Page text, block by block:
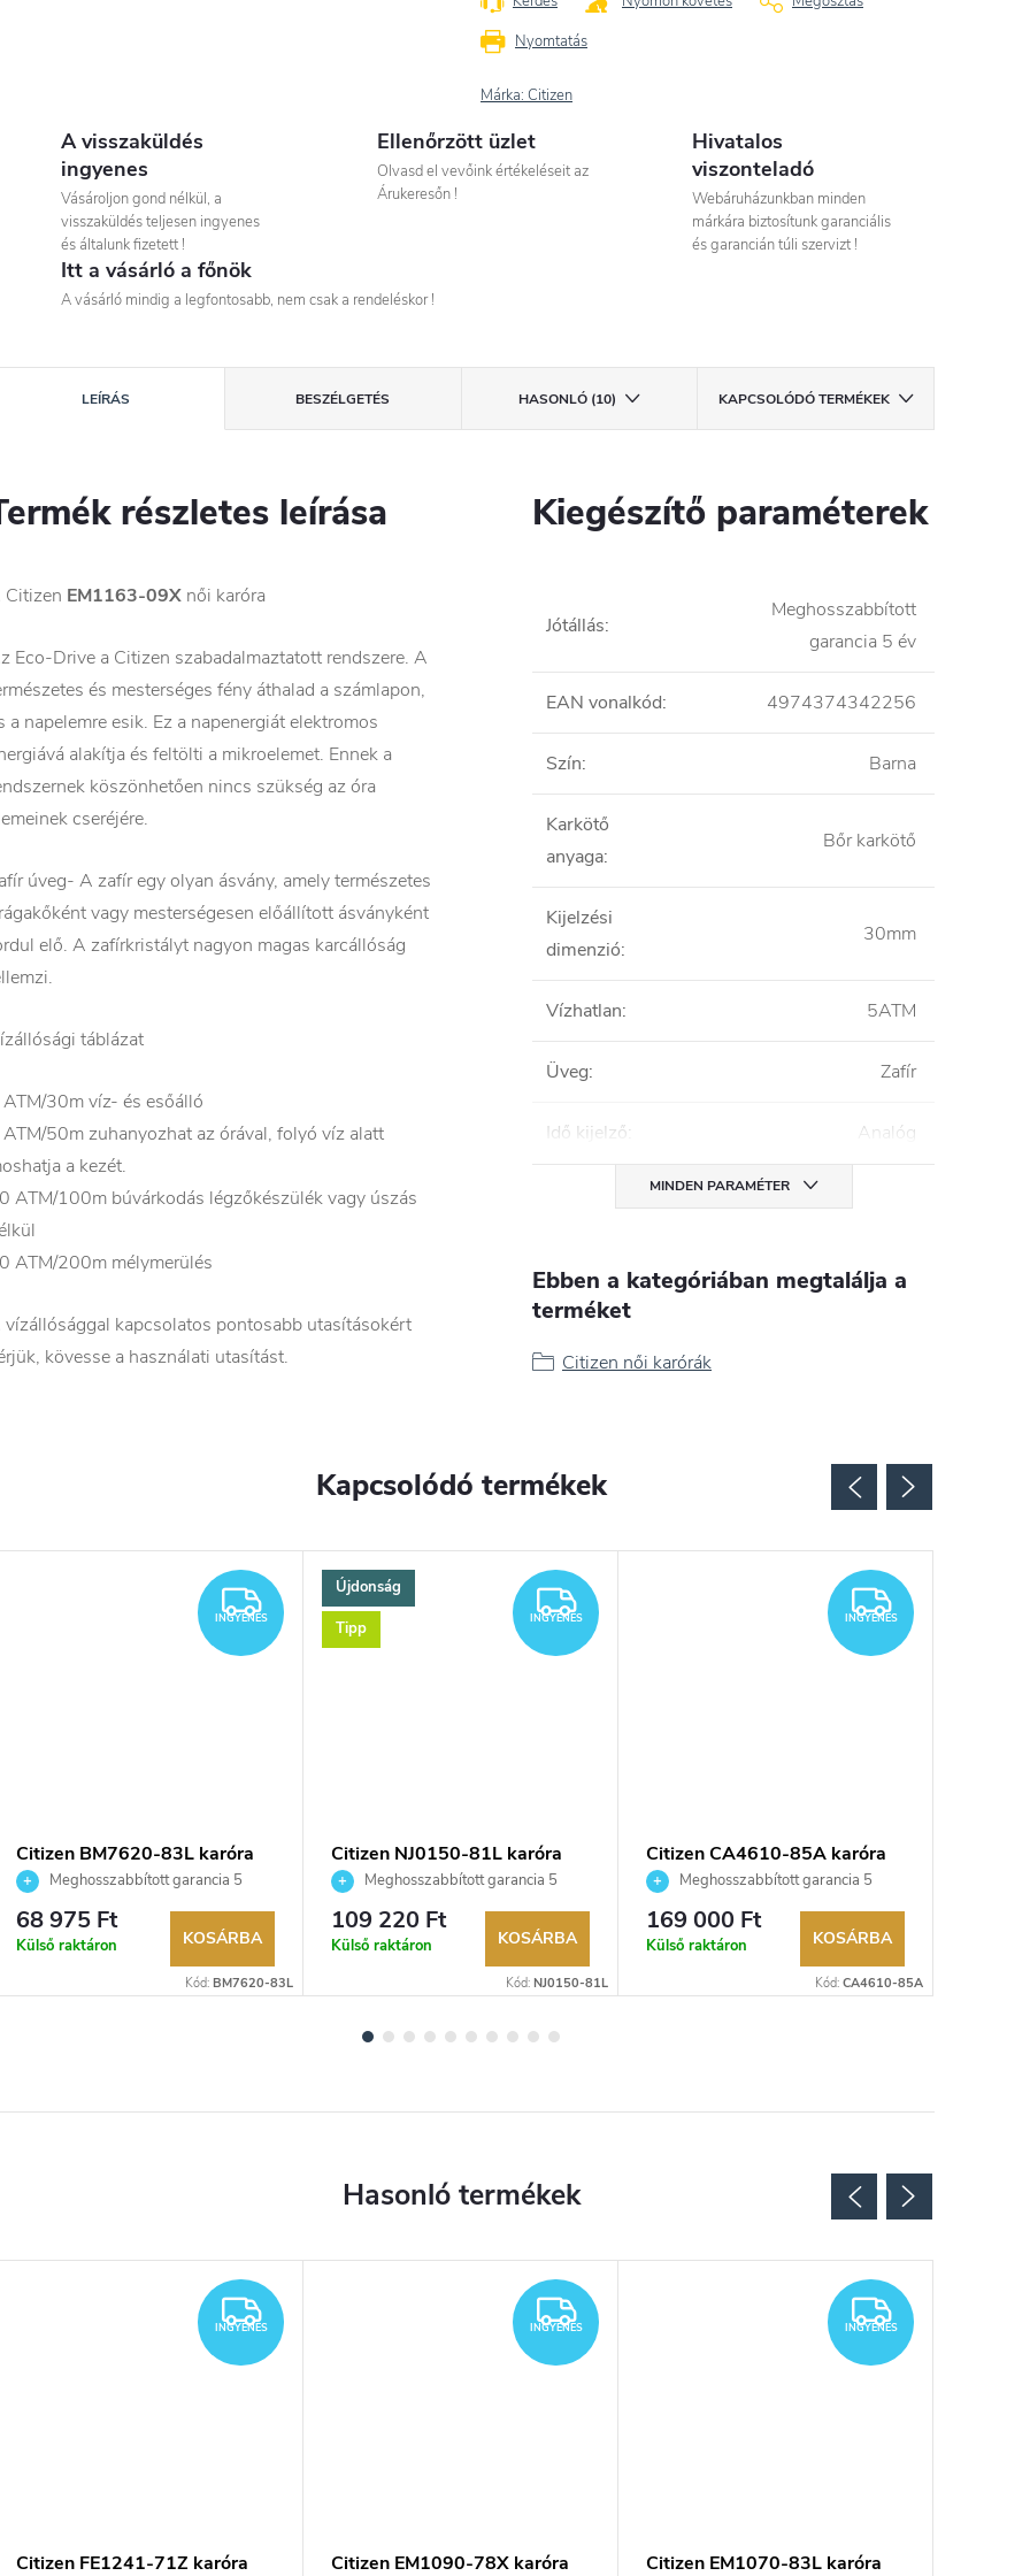
Nyomtatás
Márka: Citizen
A visszaküldés
ingyenes
Vásároljon gond nélkül, a
visszaküldés teljesen ingyenes
és általunk fizetett !
Ellenőrzött üzlet
Olvasd el vevőink értékeléseit az
Árukeresőn !
Hivatalos
viszonteladó
Webáruházunkban minden
márkára biztosítunk garanciális
és garancián túli szervizt !
Itt a vásárló a főnök
A vásárló mindig a legfontosabb, nem csak a rendeléskor !
LEÍRÁS BESZÉLGETÉS HASONLÓ (10) KAPCSOLÓDÓ TERMÉKEK
részletes leírása
Citizen EM1163-09X női karóra
Eco-Drive a Citizen szabadalmaztatott rendszere. A
és mesterséges fény áthalad a számlapon,
a napelemre esik. Ez a napenergiát elektromos
alakítja és feltölti a mikroelemet. Ennek a
köszönhetően nincs szükség az óra
cseréjére.
úveg- A zafír egy olyan ásvány, amely természetes
vagy mesterségesen előállított ásványként
elő. A zafírkristályt nagyon magas karcállóság
táblázat
30m víz- és esőálló
50m zuhanyozhat az órával, folyó víz alatt
a kezét.
ATM/100m búvárkodás légzőkészülék vagy úszás
ATM/200m mélymerülés
vízállósággal kapcsolatos pontosabb utasításokért
kövesse a használati utasítást.
Kiegészítő paraméterek
Jótállás:
Meghosszabbított
garancia 5 év
EAN vonalkód: 4974374342256
Szín: Barna
Karkötő
anyaga:
Bőr karkötő
Kijelzési
dimenzió:
30mm
Vízhatlan: 5ATM
Üveg: Zafír
Idő kijelző: Analóg
MINDEN PARAMÉTER
Ebben a kategóriában megtalálja a
terméket
Citizen női karórák
Kapcsolódó termékek
INGYENES
INGYENES
Citizen BM7620-83L karóra
Meghosszabbított garancia 5
évre. Akár 100 napos visszaküldési
lehetőség. Hivatalos márkakereskedő.
68 975 Ft
Külső raktáron KOSÁRBA
Kód: BM7620-83L
Újdonság
Tipp
INGYENES
INGYENES
Citizen NJ0150-81L karóra
Meghosszabbított garancia 5
évre. Akár 100 napos visszaküldési
lehetőség. Hivatalos márkakereskedő.
109 220 Ft
Külső raktáron KOSÁRBA
Kód: NJ0150-81L
INGYENES
INGYENES
Citizen CA4610-85A karóra
Meghosszabbított garancia 5
évre. Akár 100 napos visszaküldési
lehetőség. Hivatalos márkakereskedő.
169 000 Ft
Külső raktáron KOSÁRBA
Kód: CA4610-85A
INGYENES
INGYENES
Citizen FE1241-71Z karóra
INGYENES
INGYENES
Citizen EM1090-78X karóra
INGYENES
INGYENES
Citizen EM1070-83L karóra